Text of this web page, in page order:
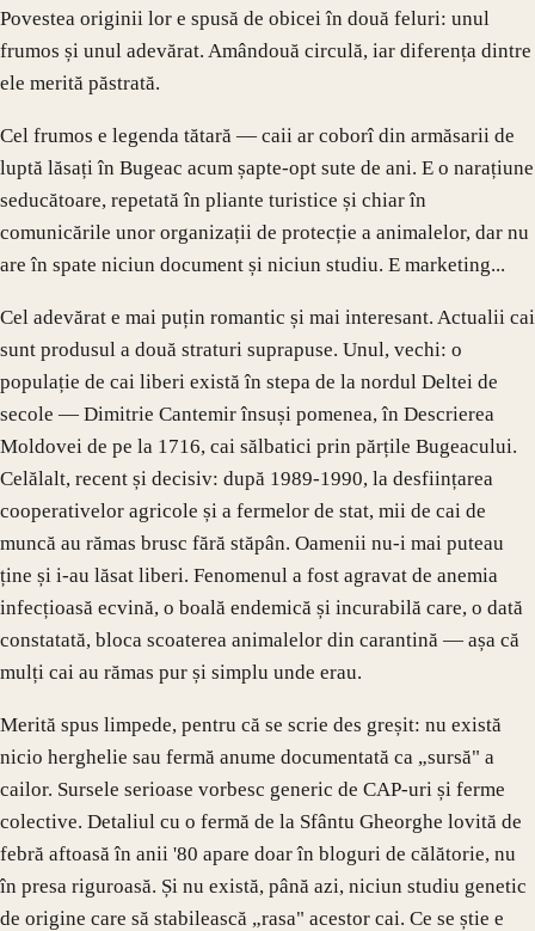
Povestea originii lor e spusă de obicei în două feluri: unul
frumos și unul adevărat. Amândouă circulă, iar diferența dintre
ele merită păstrată.
Cel frumos e legenda tătară — caii ar coborî din armăsarii de
luptă lăsați în Bugeac acum șapte-opt sute de ani. E o narațiune
seducătoare, repetată în pliante turistice și chiar în
comunicările unor organizații de protecție a animalelor, dar nu
are în spate niciun document și niciun studiu. E marketing...
Cel adevărat e mai puțin romantic și mai interesant. Actualii cai
sunt produsul a două straturi suprapuse. Unul, vechi: o
populație de cai liberi există în stepa de la nordul Deltei de
secole — Dimitrie Cantemir însuși pomenea, în Descrierea
Moldovei de pe la 1716, cai sălbatici prin părțile Bugeacului.
Celălalt, recent și decisiv: după 1989-1990, la desființarea
cooperativelor agricole și a fermelor de stat, mii de cai de
muncă au rămas brusc fără stăpân. Oamenii nu-i mai puteau
ține și i-au lăsat liberi. Fenomenul a fost agravat de anemia
infecțioasă ecvină, o boală endemică și incurabilă care, o dată
constatată, bloca scoaterea animalelor din carantină — așa că
mulți cai au rămas pur și simplu unde erau.
Merită spus limpede, pentru că se scrie des greșit: nu există
nicio herghelie sau fermă anume documentată ca „sursă" a
cailor. Sursele serioase vorbesc generic de CAP-uri și ferme
colective. Detaliul cu o fermă de la Sfântu Gheorghe lovită de
febră aftoasă în anii '80 apare doar în bloguri de călătorie, nu
în presa riguroasă. Și nu există, până azi, niciun studiu genetic
de origine care să stabilească „rasa" acestor cai. Ce se știe e